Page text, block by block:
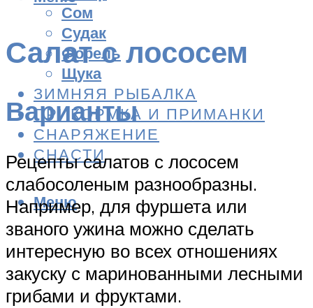
Сом
Судак
Форель
Щука
ЗИМНЯЯ РЫБАЛКА
ПРИКОРМКА И ПРИМАНКИ
СНАРЯЖЕНИЕ
СНАСТИ
Меню
Салат с лососем
Варианты
Рецепты салатов с лососем
слабосоленым разнообразны.
Например, для фуршета или
званого ужина можно сделать
интересную во всех отношениях
закуску с маринованными лесными
грибами и фруктами.